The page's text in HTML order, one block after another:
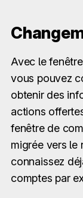
Avec le
vous pouvez
obtenir des
actions
fenêtre de
migrée vers le
connaissez
comptes par